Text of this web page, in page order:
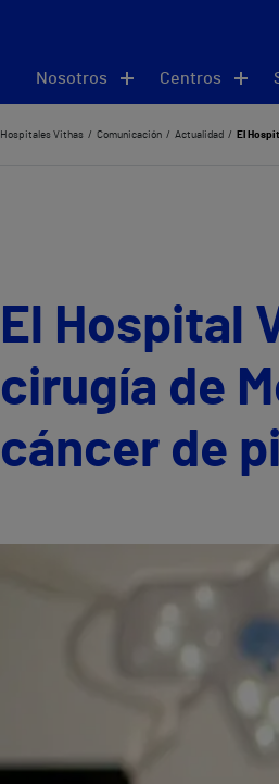
Nosotros Centros
Hospitales Vithas Comunicación Actualidad El
El Hospital
cirugía de
cáncer de